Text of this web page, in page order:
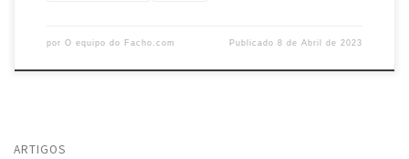
por O equipo do Facho.com Publicado8 de Abril de 2023
ARTIGOS